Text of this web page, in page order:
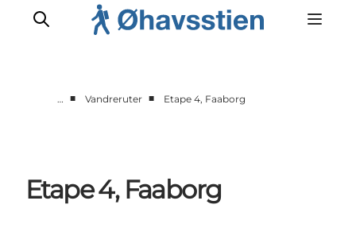
Planlægning
… ■ Vandreruter ■ Etape 4, Faaborg
Etape 4, Faaborg